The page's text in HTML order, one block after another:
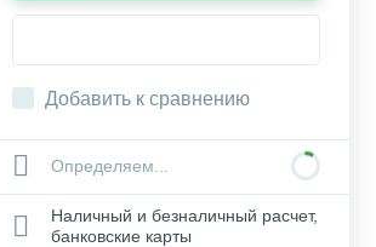
Добавить к сравнению
Определяем...
Наличный и безналичный расчет,
банковские карты